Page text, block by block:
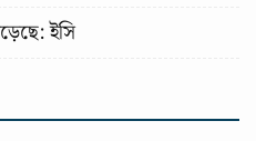
ইসি